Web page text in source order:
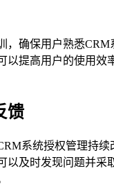
，确保用户熟悉CRM
以提高用户的使用效
馈
系统授权管理持续
以及时发现问题并采